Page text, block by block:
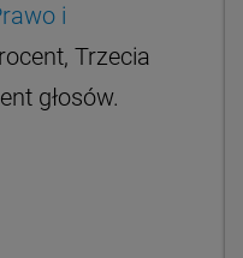
i
Trzecia
głosów.